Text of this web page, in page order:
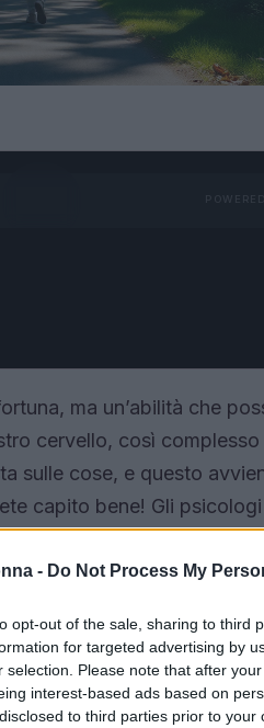
- Do Not Process My
opt-out of the sale, sharing to third
for targeted advertising by
selection. Please note that after
interest-based ads based on
to third parties prior to
ma un’abilità che
cervello, così
sulle cose, e questo
capito bene! Gli
positivo, proprio come
mai canticchiato la
è un’ottima partenza per